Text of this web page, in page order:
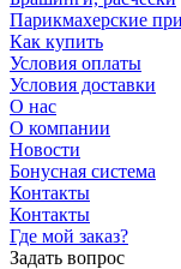
Парикмахерские
Как купить
Условия оплаты
Условия доставки
О нас
О компании
Новости
Бонусная система
Контакты
Контакты
Где мой заказ?
Задать вопрос